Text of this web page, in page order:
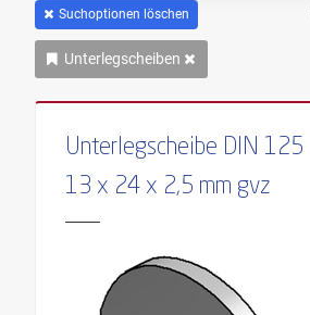
Suchoptionen löschen
Unterlegscheiben
Unterlegscheibe DIN 125
13 x 24 x 2,5 mm gvz